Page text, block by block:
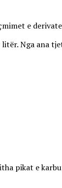
e
Nga ana
pikat e